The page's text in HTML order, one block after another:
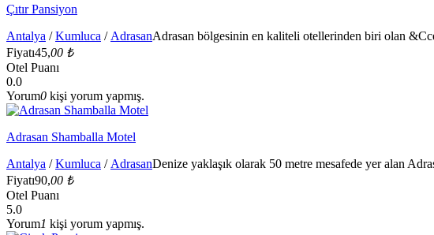
Çıtır Pansiyon
Antalya /Kumluca / AdrasanAdrasan bölgesinin en kaliteli otellerinden biri olan
Fiyatı45,00 ₺
Otel Puanı
0.0
Yorum0 kişi yorum yapmış.
Adrasan Shamballa Motel
Antalya /Kumluca / AdrasanDenize yaklaşık olarak 50 metre mesafede yer alan
Fiyatı90,00 ₺
Otel Puanı
5.0
Yorum1 kişi yorum yapmış.